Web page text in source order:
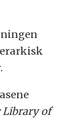
Library of